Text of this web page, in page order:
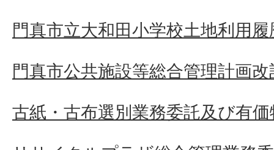
門真市立大和田小学校土地利用
門真市公共施設等総合管理計画
古紙・古布選別業務委託及び有